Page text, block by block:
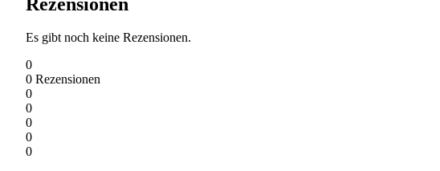
Es gibt noch keine Rezensionen.
0
0 Rezensionen
0
0
0
0
0